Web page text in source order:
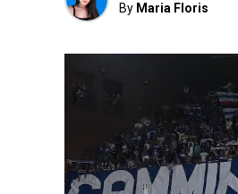
By Maria Floris